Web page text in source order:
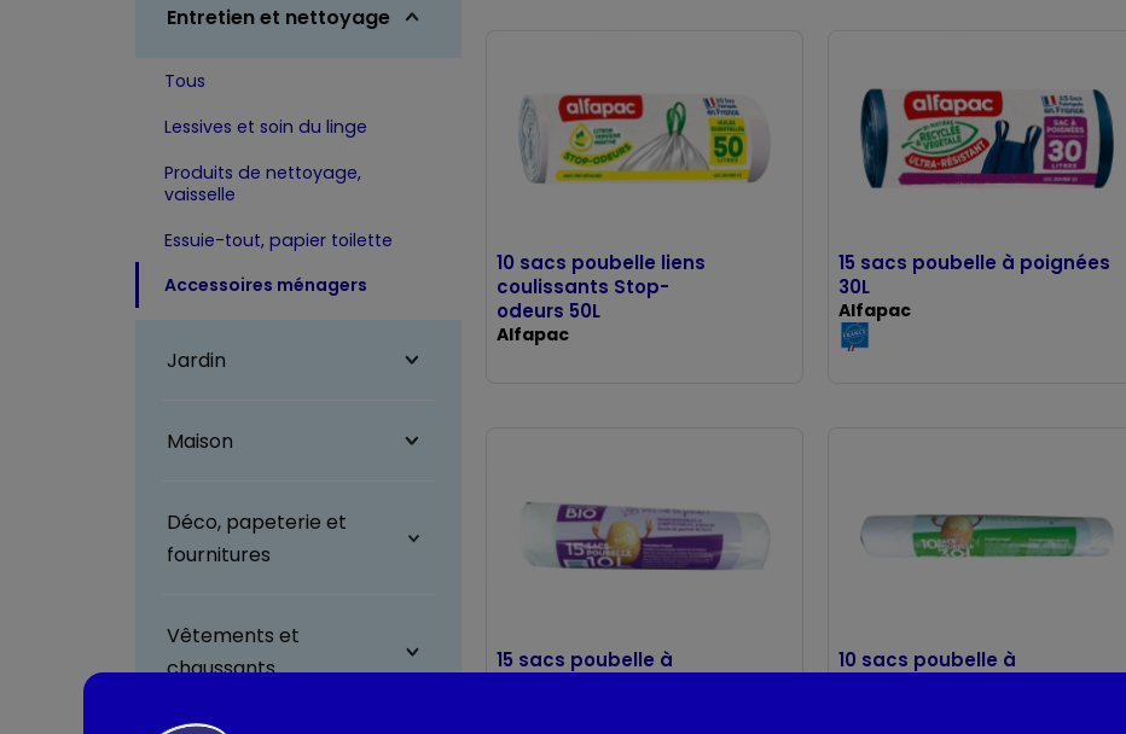
Entretien et nettoyage
Tous
Lessives et soin du linge
Produits de nettoyage,
vaisselle
Essuie-tout, papier toilette
Accessoires ménagers
Jardin
Maison
Déco, papeterie et
fournitures
Vêtements et
chaussants
10 sacs poubelle liens
coulissants Stop-
odeurs 50L
Alfapac
15 sacs poubelle à poignées
30L
Alfapac
15 sacs poubelle à
10 sacs poubelle à